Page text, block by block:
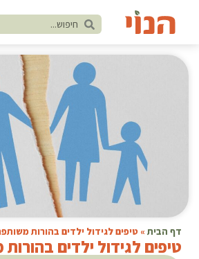
דף הבית » טיפים לגידול ילדים בהורות
טיפים לגידול ילדים